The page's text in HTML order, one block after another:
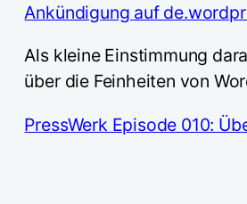
Ankündigung auf
Als kleine Einstimmung
über die Feinheiten von
PressWerk Episode 010: